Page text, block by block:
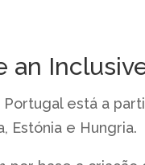
an
está a
Estónia e Hungria.